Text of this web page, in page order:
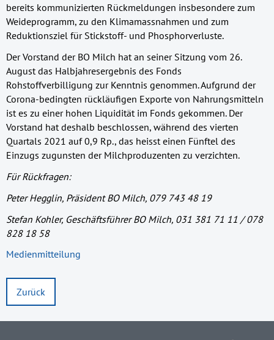
bereits kommunizierten Rückmeldungen insbesondere zum
Weideprogramm, zu den Klimamassnahmen und zum
Reduktionsziel für Stickstoff- und Phosphorverluste.
Der Vorstand der BO Milch hat an seiner Sitzung vom 26.
August das Halbjahresergebnis des Fonds
Rohstoffverbilligung zur Kenntnis genommen. Aufgrund der
Corona-bedingten rückläufigen Exporte von Nahrungsmitteln
ist es zu einer hohen Liquidität im Fonds gekommen. Der
Vorstand hat deshalb beschlossen, während des vierten
Quartals 2021 auf 0,9 Rp., das heisst einen Fünftel des
Einzugs zugunsten der Milchproduzenten zu verzichten.
Für Rückfragen:
Peter Hegglin, Präsident BO Milch, 079 743 48 19
Stefan Kohler, Geschäftsführer BO Milch, 031 381 71 11 / 078
828 18 58
Medienmitteilung
Zurück